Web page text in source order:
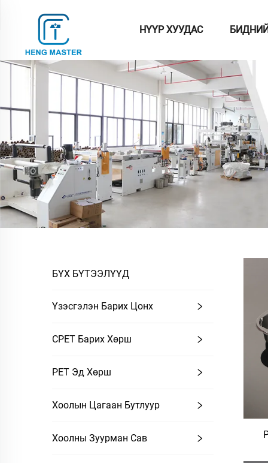
НҮҮР ХУУДАС
БҮХ БҮТЭЭЛҮҮД
Үзэсгэлэн Барих Цонх
CPET Барих Хөрш
PET Эд Хөрш
Хоолын Цагаан Бутлуур
Хоолны Зуурман Сав